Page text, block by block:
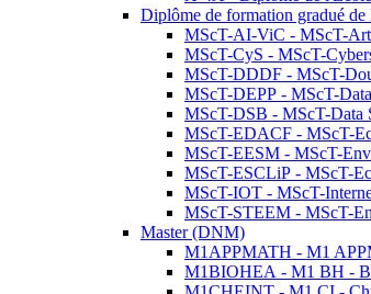
Diplôme de formation gradué
MScT-AI-ViC - MScT-
MScT-CyS - MScT-
MScT-DDDF - MScT-
MScT-DEPP - MScT-
MScT-DSB - MScT-Data
MScT-EDACF - MScT-
MScT-EESM - MScT-
MScT-ESCLiP - MScT-
MScT-IOT - MScT-
MScT-STEEM - MScT-
Master (DNM)
M1APPMATH - M1
M1BIOHEA - M1 BH -